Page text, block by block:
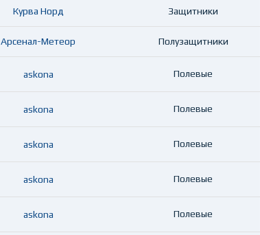
Курва Норд Защитники
Арсенал-Метеор Полузащитники
askona Полевые
askona Полевые
askona Полевые
askona Полевые
askona Полевые